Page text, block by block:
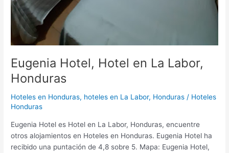
Eugenia Hotel, Hotel en La Labor,
Honduras
Hoteles en Honduras, hoteles en La Labor, Honduras / Hoteles
Honduras
Eugenia Hotel es Hotel en La Labor, Honduras, encuentre
otros alojamientos en Hoteles en Honduras. Eugenia Hotel ha
recibido una puntación de 4,8 sobre 5. Mapa: Eugenia Hotel,